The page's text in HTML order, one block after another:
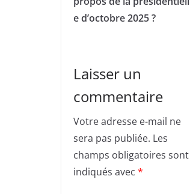
e d’octobre 2025 ?
Laisser un
commentaire
Votre adresse e-mail ne
sera pas publiée. Les
champs obligatoires sont
indiqués avec *